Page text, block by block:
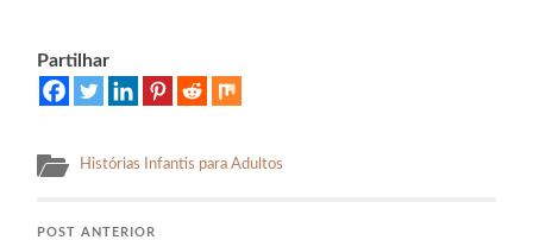
Partilhar
Histórias Infantis para Adultos
POST ANTERIOR